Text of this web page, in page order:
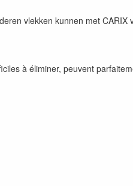
vlekken kunnen met CARIX
à éliminer, peuvent